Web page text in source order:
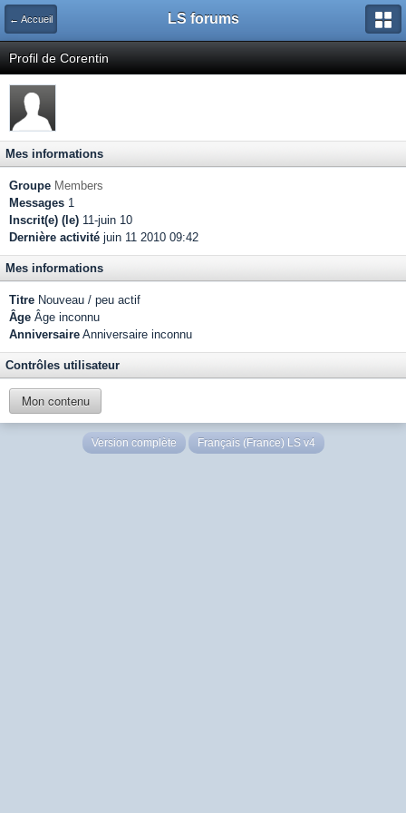
← Accueil LS forums
Profil de Corentin
Mes informations
Groupe Members
Messages 1
Inscrit(e) (le) 11-juin 10
Dernière activité juin 11 2010 09:42
Mes informations
Titre Nouveau / peu actif
Âge Âge inconnu
Anniversaire Anniversaire inconnu
Contrôles utilisateur
Mon contenu
Version complète Français (France) LS v4